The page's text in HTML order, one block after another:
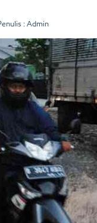
: Admin